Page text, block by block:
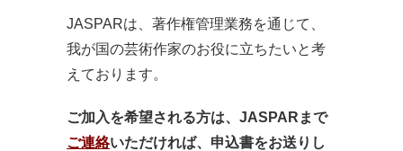
JASPARは、著作権管理業務を通じて、
我が国の芸術作家のお役に立ちたいと考
えております。
ご加入を希望される方は、JASPARまで
ご連絡いただければ、申込書をお送りし